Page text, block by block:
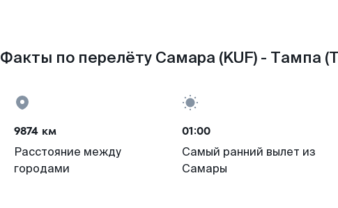
Факты по перелёту Самара (KUF) - Тампа
9874 км
Расстояние между
городами
01:00
Самый ранний вылет из
Самары